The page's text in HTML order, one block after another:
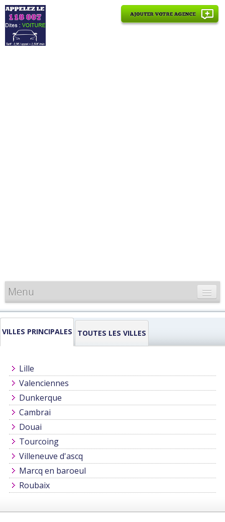
Menu
CARTE DE FRANCE
INFORMATIONS
VILLES PRINCIPALES TOUTES LES VILLES
Lille
Valenciennes
Dunkerque
Cambrai
Douai
Tourcoing
Villeneuve d'ascq
Marcq en baroeul
Roubaix